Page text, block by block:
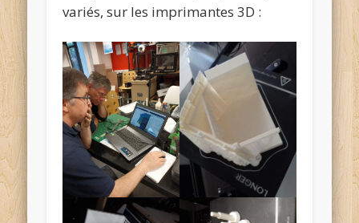
variés, sur les imprimantes 3D :